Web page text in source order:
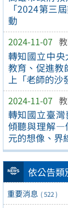
「2024第三
動
2024-11-07
轉知國立中
教育、促進教
上「老師的沙
2024-11-07
轉知國立臺
傾聽與理解—
元的想像、界
依公告類
重要消息 ( 522 )